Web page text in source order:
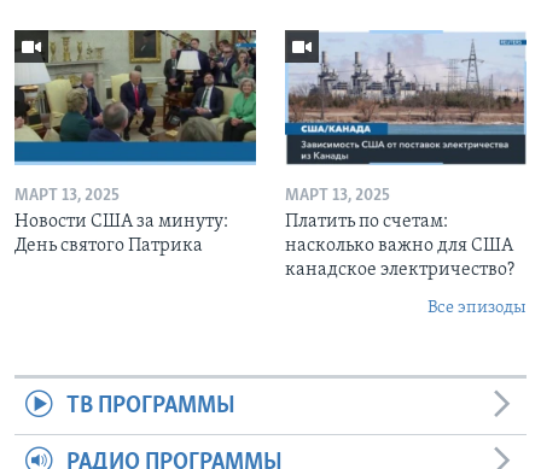
МАРТ 13, 2025
Новости США за минуту:
День святого Патрика
МАРТ 13, 2025
Платить по счетам:
насколько важно для США
канадское электричество?
Все эпизоды
ТВ ПРОГРАММЫ
РАДИО ПРОГРАММЫ